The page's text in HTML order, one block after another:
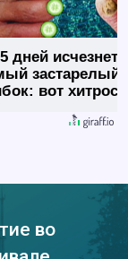
дней исчезнет
застарелый
вот
во